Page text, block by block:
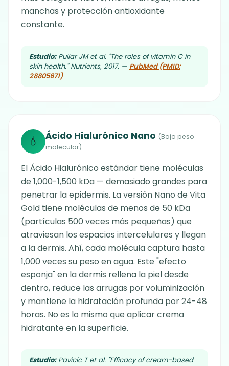
manchas y protección antioxidante
constante.
Estudio:Pullar JM et al. "The roles of vitamin C in
skin health." Nutrients, 2017. — PubMed (PMID:
28805671)
💧 Ácido Hialurónico Nano (Bajo peso
molecular)
El Ácido Hialurónico estándar tiene moléculas
de 1,000-1,500 kDa — demasiado grandes para
penetrar la epidermis. La versión Nano de Vita
Gold tiene moléculas de menos de 50 kDa
(partículas 500 veces más pequeñas) que
atraviesan los espacios intercelulares y llegan
a la dermis. Ahí, cada molécula captura hasta
1,000 veces su peso en agua. Este "efecto
esponja" en la dermis rellena la piel desde
dentro, reduce las arrugas por voluminización
y mantiene la hidratación profunda por 24-48
horas. No es lo mismo que aplicar crema
hidratante en la superficie.
Estudio:Pavicic T et al. "Efficacy of cream-based